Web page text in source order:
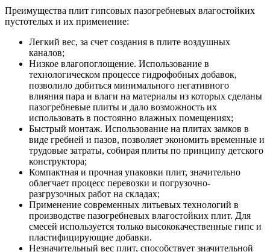
Преимущества плит гипсовых пазогребневых влагостойких
пустотелых и их применение:
Легкий вес, за счет создания в плите воздушных
каналов;
Низкое влагопоглощение. Использование в
технологическом процессе гидрофобных добавок,
позволило добиться минимального негативного
влияния пара и влаги на материалы из которых сделаны
пазогребневые плиты и дало возможность их
использовать в постоянно влажных помещениях;
Быстрый монтаж. Использование на плитах замков в
виде гребней и пазов, позволяет экономить временные и
трудовые затраты, собирая плиты по принципу детского
конструктора;
Компактная и прочная упаковки плит, значительно
облегчает процесс перевозки и погрузочно-
разгрузочных работ на складах;
Применение современных литьевых технологий в
производстве пазогребневых влагостойких плит. Для
смесей используется только высококачественные гипс и
пластифицирующие добавки.
Незначительный вес плит, способствует значительной